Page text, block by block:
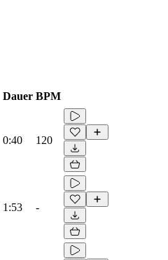
Dauer BPM
0:40 120
1:53 -